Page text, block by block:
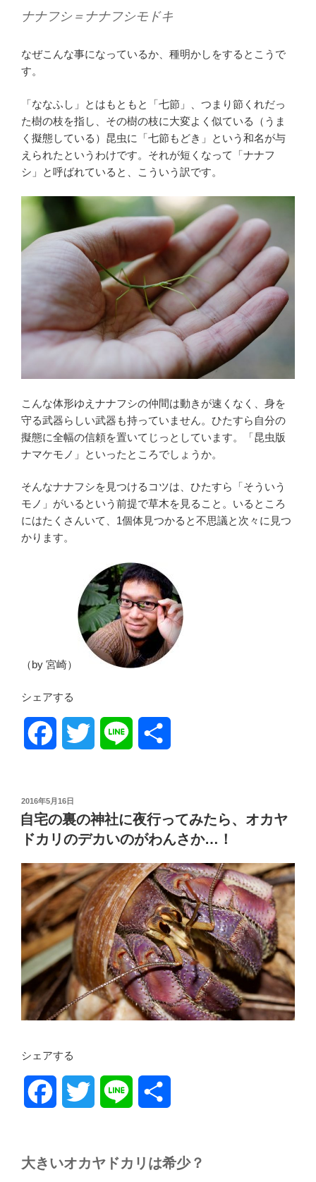
ナナフシ＝ナナフシモドキ
なぜこんな事になっているか、種明かしをするとこうで
す。
「ななふし」とはもともと「七節」、つまり節くれだっ
た樹の枝を指し、その樹の枝に大変よく似ている（うま
く擬態している）昆虫に「七節もどき」という和名が与
えられたというわけです。それが短くなって「ナナフ
シ」と呼ばれていると、こういう訳です。
こんな体形ゆえナナフシの仲間は動きが速くなく、身を
守る武器らしい武器も持っていません。ひたすら自分の
擬態に全幅の信頼を置いてじっとしています。「昆虫版
ナマケモノ」といったところでしょうか。
そんなナナフシを見つけるコツは、ひたすら「そういう
モノ」がいるという前提で草木を見ること。いるところ
にはたくさんいて、1個体見つかると不思議と次々に見つ
かります。
（by 宮崎）
シェアする
c
e
b
o
o
k
t
e
r
e
投
稿
日:
2016年5月16日
自宅の裏の神社に夜行ってみたら、オカヤ
ドカリのデカいのがわんさか…！
シェアする
i n
大きいオカヤドカリは希少？